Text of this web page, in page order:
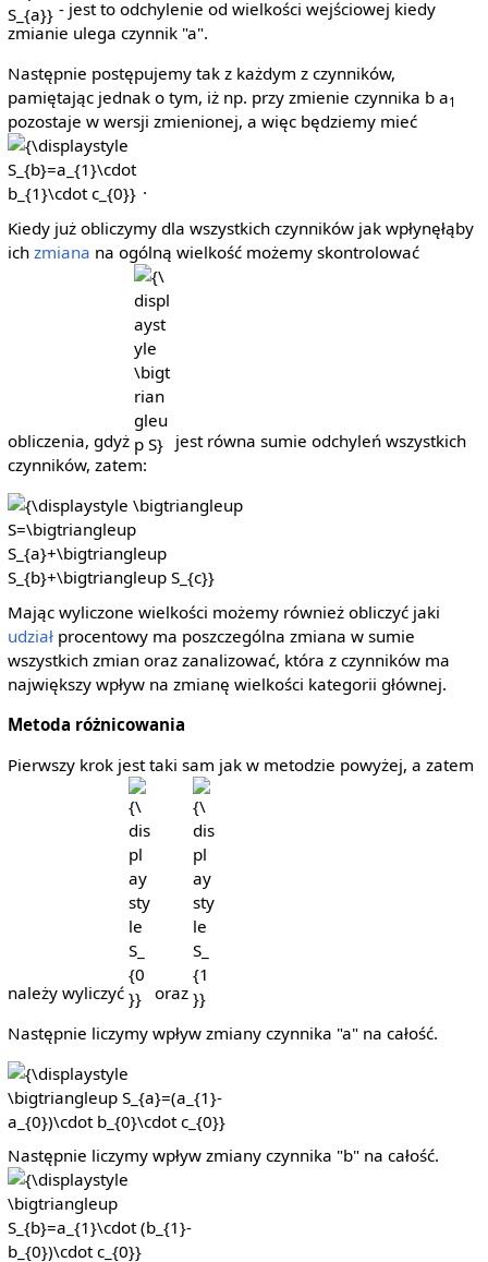
- jest to odchylenie od wielkości wejściowej kiedy
zmianie ulega czynnik "a".
Następnie postępujemy tak z każdym z czynników,
pamiętając jednak o tym, iż np. przy zmienie czynnika b a1
pozostaje w wersji zmienionej, a więc będziemy mieć
.
Kiedy już obliczymy dla wszystkich czynników jak wpłynęłąby
ich zmiana na ogólną wielkość możemy skontrolować
obliczenia, gdyż
{\displaystyle
\bigtriangleup
S}
jest równa sumie odchyleń wszystkich
czynników, zatem:
{\displaystyle
\bigtriangleup
S=\bigtriangleup
S_{a}+\bigtriangleup
S_{b}+\bigtriangleup
S_{c}}
Mając wyliczone wielkości możemy również obliczyć jaki
udziałprocentowy ma poszczególna zmiana w sumie
wszystkich zmian oraz zanalizować, która z czynników ma
największy wpływ na zmianę wielkości kategorii głównej.
Metoda różnicowania
Pierwszy krok jest taki sam jak w metodzie powyżej, a zatem
należy wyliczyć
{\displaystyle
S_{0}}
oraz
{\displaystyle
S_{1}}
Następnie liczymy wpływ zmiany czynnika "a" na całość.
{\displaystyle
\bigtriangleup
S_{a}=(a_{1}-
a_{0})\cdot
b_{0}\cdot
c_{0}}
Następnie liczymy wpływ zmiany czynnika "b" na całość.